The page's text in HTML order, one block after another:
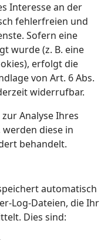
Interesse an der
fehlerfreien und
Sofern eine
wurde (z. B. eine
erfolgt die
von Art. 6 Abs.
widerrufbar.
Analyse Ihres
diese in
behandelt.
automatisch
Log-Dateien, die Ihr
Dies sind: